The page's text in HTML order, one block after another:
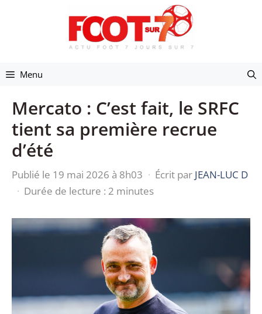
Menu
Mercato : C’est fait, le SRFC
tient sa première recrue
d’été
Publié le 19 mai 2026 à 8h03 · Écrit par JEAN-LUC D
· Durée de lecture : 2 minutes